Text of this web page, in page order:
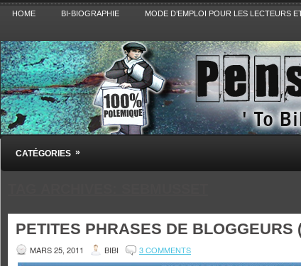
HOME BI-BIOGRAPHIE MODE D’EMPLOI POUR LES LECTEURS
Pensez BiBi
Blog polémique sur l'Actualité, la Culture, la Politique, le Sport,.
CATÉGORIES »
PETITES PHRASES DE BLOGGEURS
MARS 25, 2011 BIBI 3 COMMENTS